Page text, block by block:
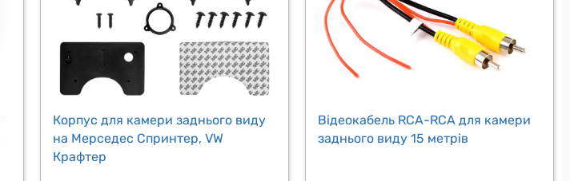
Корпус для камери заднього виду
на Мерседес Спринтер, VW
Крафтер
Відеокабель RCA-RCA для камери
заднього виду 15 метрів